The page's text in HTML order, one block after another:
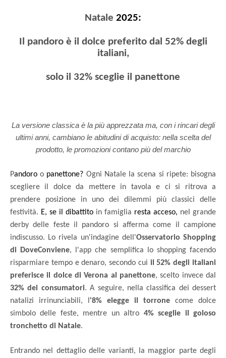
Natale 2025:
Il pandoro è il dolce preferito dal 52% degli
italiani,
solo il 32% sceglie il panettone
La versione classica è la più apprezzata ma, con i rincari degli
ultimi anni, cambiano le abitudini di acquisto: nella scelta del
prodotto, le promozioni contano più del marchio
Pandoroo panettone? Ogni Natale la scena si ripete: bisogna
scegliere il dolce da mettere in tavola e ci si ritrova a
prendere posizione in uno dei dilemmi più classici delle
festività. E, se il dibattito in famiglia resta acceso, nel grande
derby delle feste il pandoro si afferma come il campione
indiscusso. Lo rivela un'indagine dell'Osservatorio Shopping
di DoveConviene, l'app che semplifica lo shopping facendo
risparmiare tempo e denaro, secondo cui il 52% degli italiani
preferisce il dolce di Verona al panettone, scelto invece dal
32% dei consumatori. A seguire, nella classifica dei dessert
natalizi irrinunciabili, l '8% elegge il torrone come dolce
simbolo delle feste, mentre un altro 4% sceglie il goloso
tronchetto di Natale.
Entrando nel dettaglio delle varianti, la maggior parte degli